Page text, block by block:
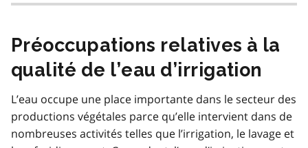
Préoccupations relatives à la
qualité de l’eau d’irrigation
L’eau occupe une place importante dans le secteur des
productions végétales parce qu’elle intervient dans de
nombreuses activités telles que l’irrigation, le lavage et